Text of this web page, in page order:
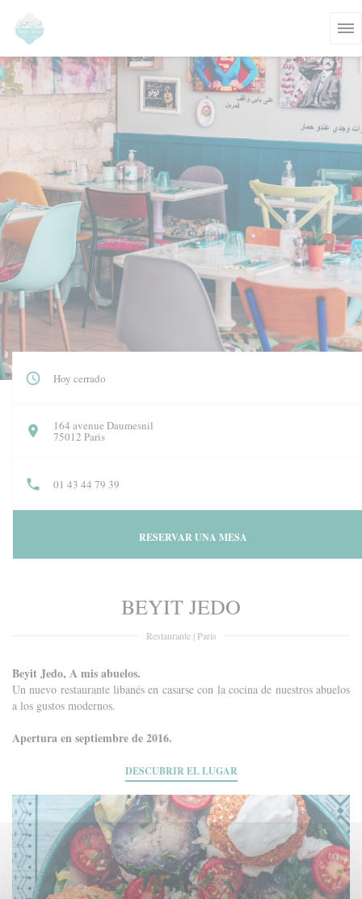
Hoy cerrado
164 avenue Daumesnil
75012 Paris
01 43 44 79 39
RESERVAR UNA MESA
BEYIT JEDO
Restaurante | Paris
Beyit Jedo, A mis abuelos.
Un nuevo restaurante libanés en casarse con la cocina de nuestros abuelos
a los gustos modernos.
Apertura en septiembre de 2016.
DESCUBRIR EL LUGAR